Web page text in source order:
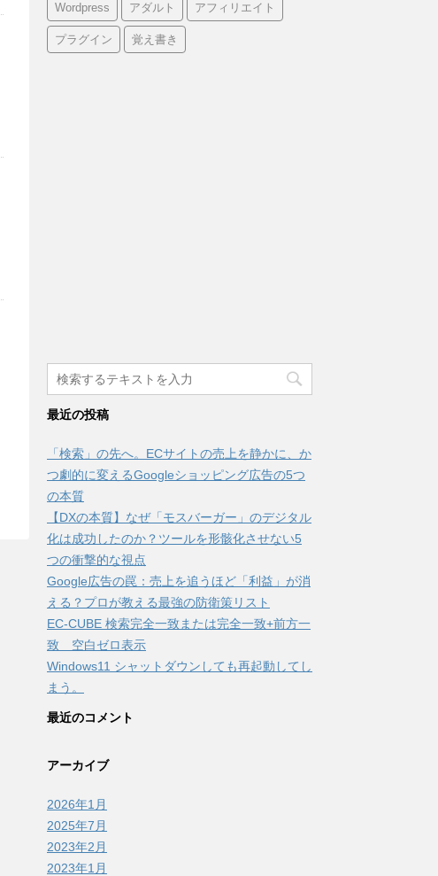
Wordpress アダルト アフィリエイト
プラグイン 覚え書き
最近の投稿
「検索」の先へ。ECサイトの売上を静かに、か
つ劇的に変えるGoogleショッピング広告の5つ
の本質
【DXの本質】なぜ「モスバーガー」のデジタル
化は成功したのか？ツールを形骸化させない5
つの衝撃的な視点
Google広告の罠：売上を追うほど「利益」が消
える？プロが教える最強の防衛策リスト
EC-CUBE 検索完全一致または完全一致+前方一
致 空白ゼロ表示
Windows11 シャットダウンしても再起動してし
まう。
最近のコメント
アーカイブ
2026年1月
2025年7月
2023年2月
2023年1月